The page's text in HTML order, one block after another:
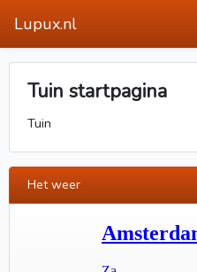
Lupux.nl
Tuin startpagina
Tuin
Het weer